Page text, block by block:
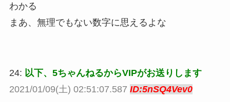
わかる
まあ、無理でもない数字に思えるよな
24: 以下、5ちゃんねるからVIPがお送りします
2021/01/09(土) 02:51:07.587 ID:5nSQ4Vev0